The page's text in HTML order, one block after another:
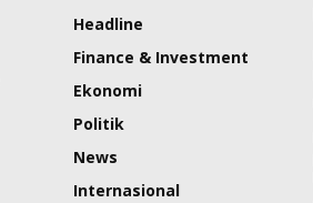
Headline
Finance & Investment
Ekonomi
Politik
News
Internasional